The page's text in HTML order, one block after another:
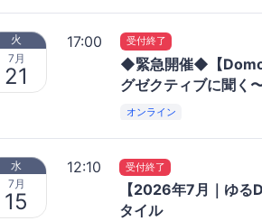
火
7月
21
17:00 受付終了
◆緊急開催◆【Domo
グゼクティブに聞く
オンライン
水
7月
15
12:10 受付終了
【2026年7月｜ゆる
タイル